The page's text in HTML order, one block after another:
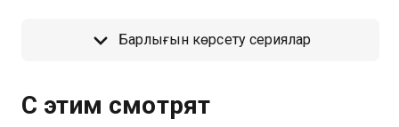
Барлығын көрсету сериялар
С этим смотрят